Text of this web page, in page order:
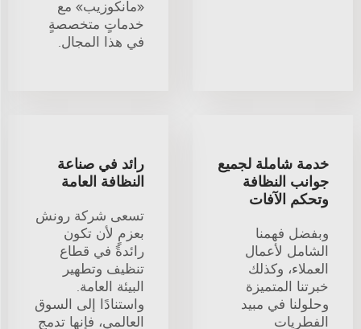
«مانكوزيب» مع
خدماتٍ متخصصةٍ
في هذا المجال.
خدمة شاملة لجميع
جوانب النظافة
وتحكم الآفات
وبفضل فهمنا
الشامل لأعمال
العملاء، وكذلك
خبرتنا المتميزة
وحلولنا في مبيد
الفطريات
رائد في صناعة
النظافة العامة
تسعى شركة رونش
بعزمٍ لأن تكون
رائدةً في قطاع
تنظيف وتطهير
البيئة العامة.
واستنادًا إلى السوق
العالمي، فإنها تدمج